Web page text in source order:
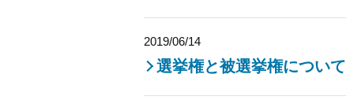
選挙権と被選挙権について
2019/06/14